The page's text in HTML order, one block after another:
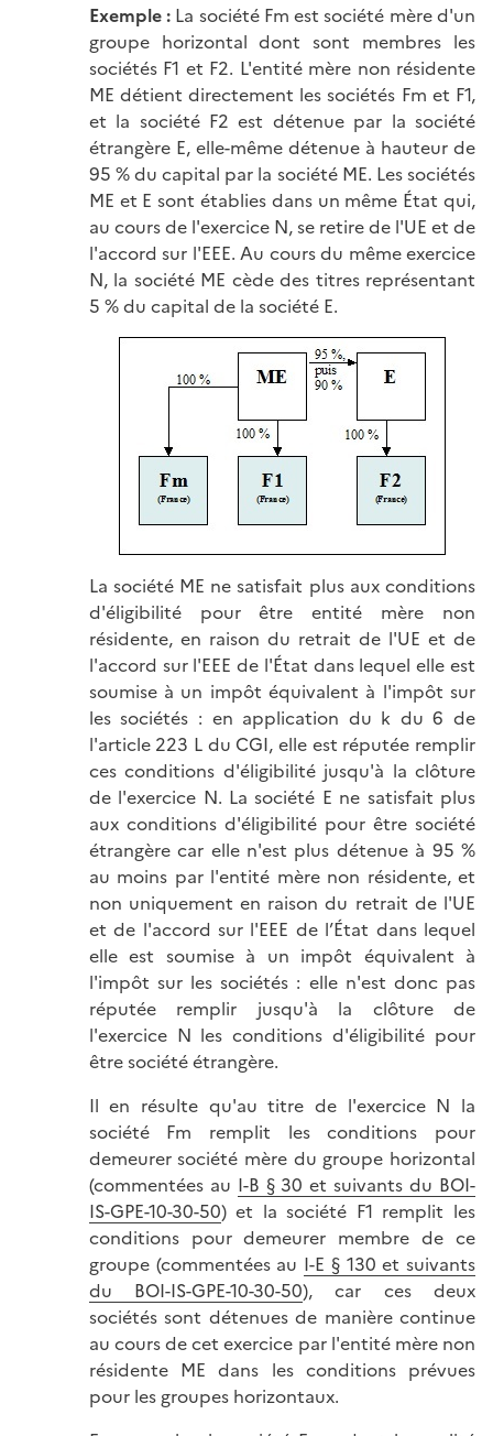
Exemple : La société Fm est société mère d'un
groupe horizontal dont sont membres les
sociétés F1 et F2. L'entité mère non résidente
ME détient directement les sociétés Fm et F1,
et la société F2 est détenue par la société
étrangère E, elle-même détenue à hauteur de
95 % du capital par la société ME. Les sociétés
ME et E sont établies dans un même État qui,
au cours de l'exercice N, se retire de l'UE et de
l'accord sur l'EEE. Au cours du même exercice
N, la société ME cède des titres représentant
5 % du capital de la société E.
La société ME ne satisfait plus aux conditions
d'éligibilité pour être entité mère non
résidente, en raison du retrait de l'UE et de
l'accord sur l'EEE de l'État dans lequel elle est
soumise à un impôt équivalent à l'impôt sur
les sociétés : en application du k du 6 de
l'article 223 L du CGI, elle est réputée remplir
ces conditions d'éligibilité jusqu'à la clôture
de l'exercice N. La société E ne satisfait plus
aux conditions d'éligibilité pour être société
étrangère car elle n'est plus détenue à 95 %
au moins par l'entité mère non résidente, et
non uniquement en raison du retrait de l'UE
et de l'accord sur l'EEE de l’État dans lequel
elle est soumise à un impôt équivalent à
l'impôt sur les sociétés : elle n'est donc pas
réputée remplir jusqu'à la clôture de
l'exercice N les conditions d'éligibilité pour
être société étrangère.
Il en résulte qu'au titre de l'exercice N la
société Fm remplit les conditions pour
demeurer société mère du groupe horizontal
(commentées au I-B § 30 et suivants du BOI-
IS-GPE-10-30-50) et la société F1 remplit les
conditions pour demeurer membre de ce
groupe (commentées au I-E § 130 et suivants
du BOI-IS-GPE-10-30-50), car ces deux
sociétés sont détenues de manière continue
au cours de cet exercice par l'entité mère non
résidente ME dans les conditions prévues
pour les groupes horizontaux.